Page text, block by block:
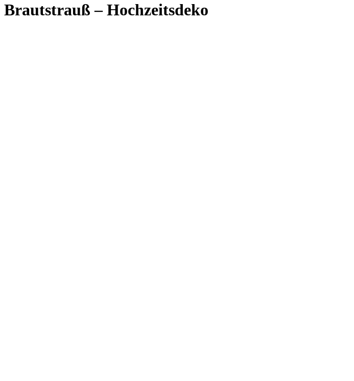
Brautstrauß – Hochzeitsdeko